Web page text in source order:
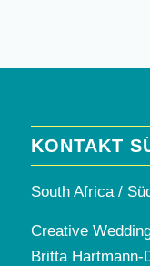
KONTAKT
South Africa /
Creative
Britta Hartmann-